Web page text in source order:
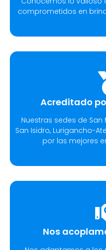
comprometidos en
Acreditado
Nuestras sedes de San
San Isidro, Lurigancho-
por las mejores
Nos